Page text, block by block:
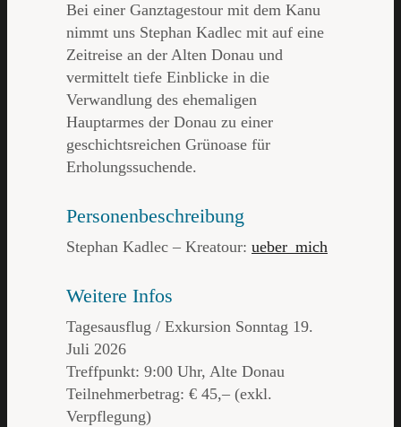
Bei einer Ganztagestour mit dem Kanu
nimmt uns Stephan Kadlec mit auf eine
Zeitreise an der Alten Donau und
vermittelt tiefe Einblicke in die
Verwandlung des ehemaligen
Hauptarmes der Donau zu einer
geschichtsreichen Grünoase für
Erholungssuchende.
Personenbeschreibung
Stephan Kadlec – Kreatour: ueber_mich
Weitere Infos
Tagesausflug / Exkursion Sonntag 19.
Juli 2026
Treffpunkt: 9:00 Uhr, Alte Donau
Teilnehmerbetrag: € 45,– (exkl.
Verpflegung)